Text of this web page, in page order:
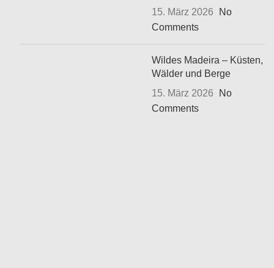
15. März 2026
No
Comments
Wildes Madeira – Küsten,
Wälder und Berge
15. März 2026
No
Comments